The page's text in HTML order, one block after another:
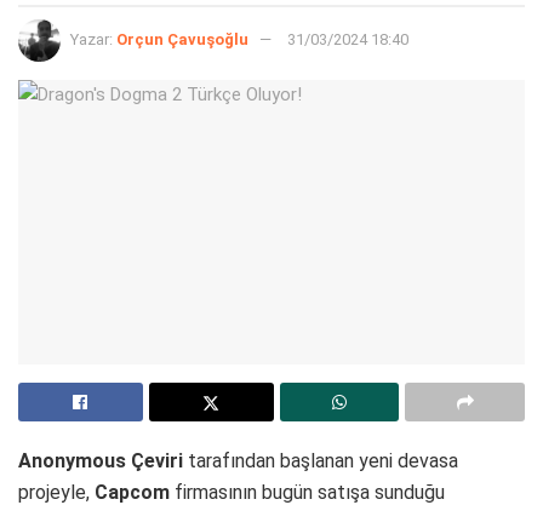
Yazar: Orçun Çavuşoğlu 31/03/2024 18:40
Anonymous Çeviri tarafından başlanan yeni devasa
projeyle, Capcom firmasının bugün satışa sunduğu